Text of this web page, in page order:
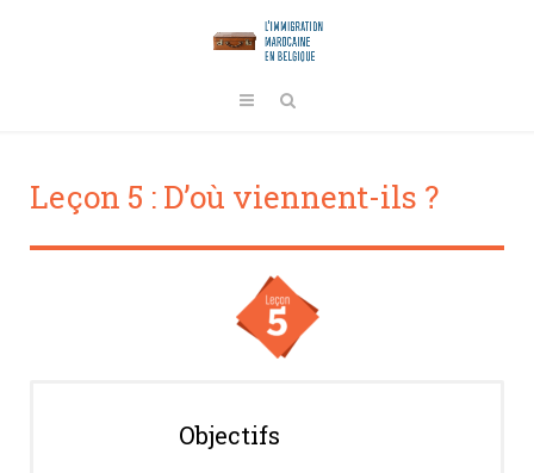
Leçon 5 : D’où viennent-ils ?
Objectifs